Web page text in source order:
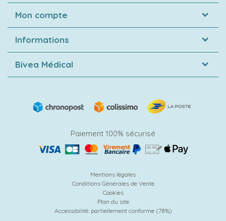
Mon compte
Informations
Bivea Médical
Paiement 100% sécurisé
Mentions légales
Conditions Générales de Vente
Cookies
Plan du site
Accessibilité: partiellement conforme (78%)